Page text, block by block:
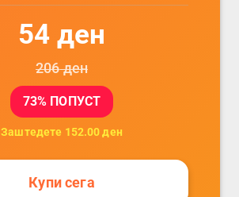
54 ден
206ден
73% ПОПУСТ
Заштедете 152.00 ден
Купи сега